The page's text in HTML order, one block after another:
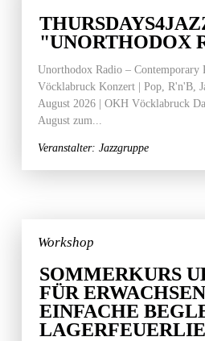
"UNORTHODOX
Unorthodox Radio – Contemporary
Vöcklabruck Konzert | Pop, R'n'B,
August 2026 | OKH Vöcklabruck
August zum...
Veranstalter: Jazzgruppe
Workshop
SOMMERKURS
FÜR
EINFACHE